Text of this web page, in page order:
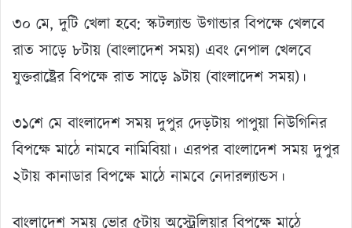
৩০ মে, দুটি খেলা হবে: স্কটল্যান্ড উগান্ডার বিপক্ষে খেলবে
রাত সাড়ে ৮টায় (বাংলাদেশ সময়) এবং নেপাল খেলবে
যুক্তরাষ্ট্রের বিপক্ষে রাত সাড়ে ৯টায় (বাংলাদেশ সময়)।
৩১শে মে বাংলাদেশ সময় দুপুর দেড়টায় পাপুয়া নিউগিনির
বিপক্ষে মাঠে নামবে নামিবিয়া। এরপর বাংলাদেশ সময় দুপুর
২টায় কানাডার বিপক্ষে মাঠে নামবে নেদারল্যান্ডস।
বাংলাদেশ সময় ভোর ৫টায় অস্ট্রেলিয়ার বিপক্ষে মাঠে